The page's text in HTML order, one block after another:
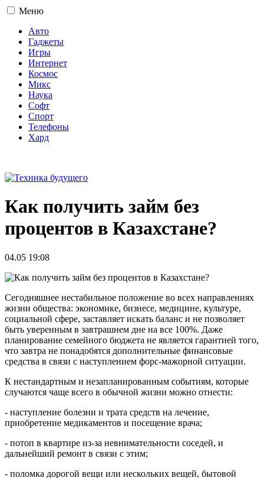
Меню
Авто
Гаджеты
Игры
Интернет
Космос
Микс
Наука
Софт
Спорт
Телефоны
Хард
Как получить займ без
процентов в Казахстане?
04.05 19:08
Сегодняшнее нестабильное положение во всех направлениях
жизни общества: экономике, бизнесе, медицине, культуре,
социальной сфере, заставляет искать баланс и не позволяет
быть уверенным в завтрашнем дне на все 100%. Даже
планирование семейного бюджета не является гарантией того,
что завтра не понадобятся дополнительные финансовые
средства в связи с наступлением форс-мажорной ситуации.
К нестандартным и незапланированным событиям, которые
случаются чаще всего в обычной жизни можно отнести:
- наступление болезни и трата средств на лечение,
приобретение медикаментов и посещение врача;
- потоп в квартире из-за невнимательности соседей, и
дальнейший ремонт в связи с этим;
- поломка дорогой вещи или нескольких вещей, бытовой